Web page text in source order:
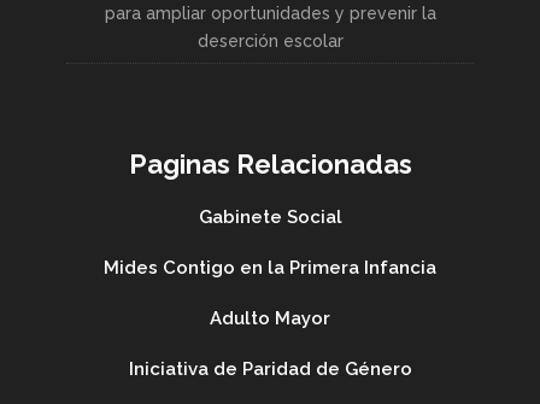
para ampliar oportunidades y prevenir la
deserción escolar
Paginas Relacionadas
Gabinete Social
Mides Contigo en la Primera Infancia
Adulto Mayor
Iniciativa de Paridad de Género